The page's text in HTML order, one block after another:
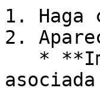
1.
2.